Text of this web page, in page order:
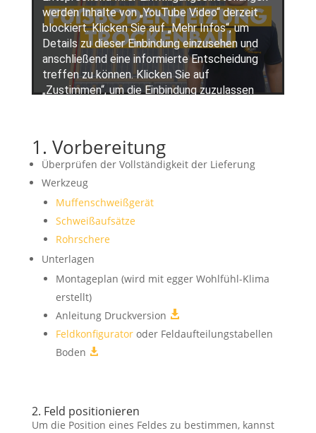
1. Vorbereitung
Überprüfen der Vollständigkeit der Lieferung
Werkzeug
Muffenschweißgerät
Schweißaufsätze
Rohrschere
Unterlagen
Montageplan (wird mit egger Wohlfühl-Klima
erstellt)
Anleitung Druckversion 
Feldkonfiguratoroder Feldaufteilungstabellen
Boden 
2. Feld positionieren
Um die Position eines Feldes zu bestimmen, kannst